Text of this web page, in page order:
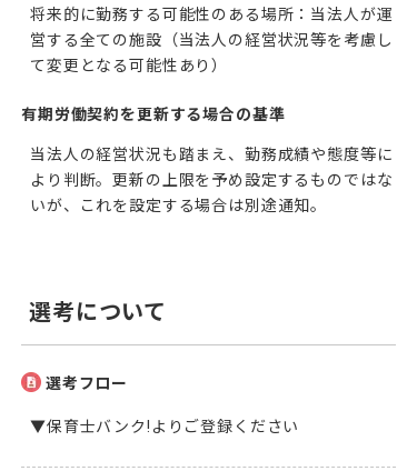
将来的に勤務する可能性のある場所：当法人が運
営する全ての施設（当法人の経営状況等を考慮し
て変更となる可能性あり）
有期労働契約を更新する場合の基準
当法人の経営状況も踏まえ、勤務成績や態度等に
より判断。更新の上限を予め設定するものではな
いが、これを設定する場合は別途通知。
選考について
選考フロー
▼保育士バンク!よりご登録ください